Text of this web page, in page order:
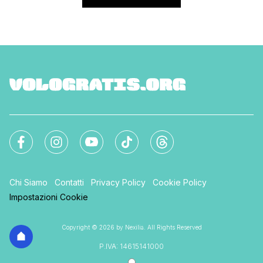
Chi Siamo Contatti Privacy Policy
Cookie Policy
Impostazioni Cookie
Copyright © 2026 by Nexilia. All Rights Reserved
P.IVA: 14615141000